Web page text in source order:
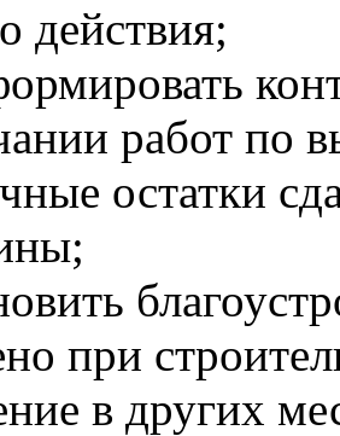
действия;
работ по
остатки
при
в других